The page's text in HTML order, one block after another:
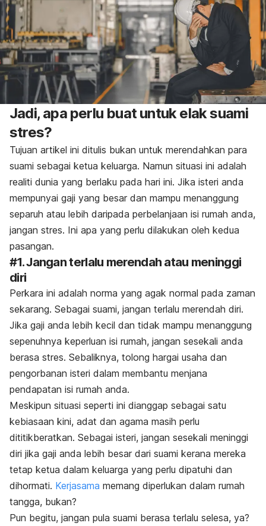
Jadi, apa perlu buat untuk elak suami
stres?
Tujuan artikel ini ditulis bukan untuk merendahkan para
suami sebagai ketua keluarga. Namun situasi ini adalah
realiti dunia yang berlaku pada hari ini. Jika isteri anda
mempunyai gaji yang besar dan mampu menanggung
separuh atau lebih daripada perbelanjaan isi rumah anda,
jangan stres. Ini apa yang perlu dilakukan oleh kedua
pasangan.
#1. Jangan terlalu merendah atau meninggi
diri
Perkara ini adalah norma yang agak normal pada zaman
sekarang. Sebagai suami, jangan terlalu merendah diri.
Jika gaji anda lebih kecil dan tidak mampu menanggung
sepenuhnya keperluan isi rumah, jangan sesekali anda
berasa stres. Sebaliknya, tolong hargai usaha dan
pengorbanan isteri dalam membantu menjana
pendapatan isi rumah anda.
Meskipun situasi seperti ini dianggap sebagai satu
kebiasaan kini, adat dan agama masih perlu
dititikberatkan. Sebagai isteri, jangan sesekali meninggi
diri jika gaji anda lebih besar dari suami kerana mereka
tetap ketua dalam keluarga yang perlu dipatuhi dan
dihormati. Kerjasama memang diperlukan dalam rumah
tangga, bukan?
Pun begitu, jangan pula suami berasa terlalu selesa, ya?